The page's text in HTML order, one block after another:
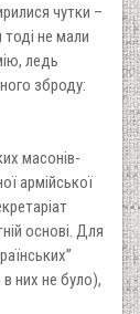
чутки –
не мали
ледь
зброду:
масонів-
армійської
основі. Для
в них не було),